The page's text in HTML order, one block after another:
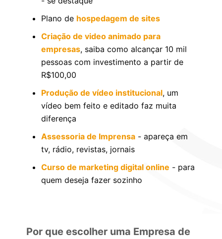
Plano de hospedagem de sites
Criação de video animado para
empresas, saiba como alcançar 10 mil
pessoas com investimento a partir de
R$100,00
Produção de vídeo institucional, um
vídeo bem feito e editado faz muita
diferença
Assessoria de Imprensa - apareça em
tv, rádio, revistas, jornais
Curso de marketing digital online - para
quem deseja fazer sozinho
Por que escolher uma Empresa de